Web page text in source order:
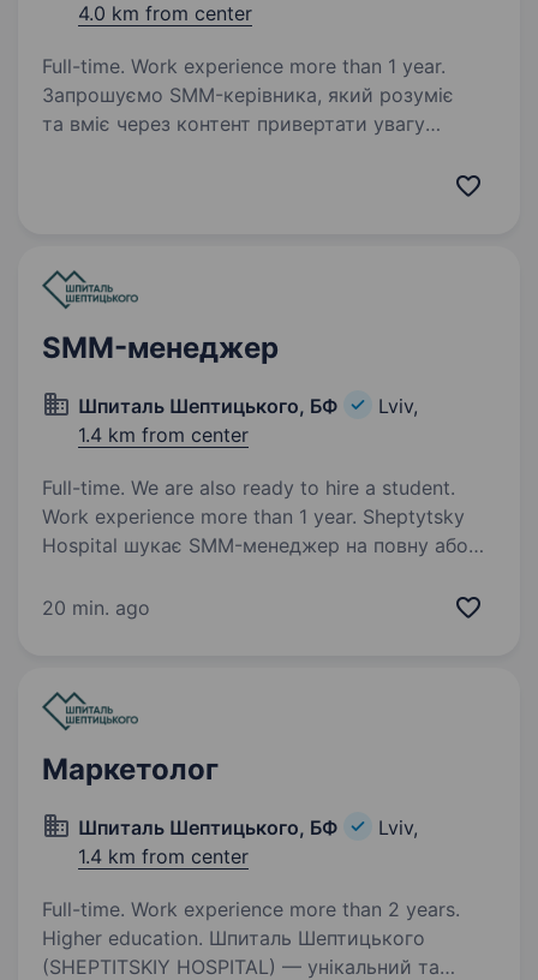
4.0 km from center
Full-time. Work experience more than 1 year.
Запрошуємо SMM-керівника, який розуміє
та вміє через контент привертати увагу
та впливати на кількість звернень за якими
SMM-менеджер
Шпиталь Шептицького, БФ
Lviv,
1.4 km from center
Full-time. We are also ready to hire a student.
Work experience more than 1 year. Sheptytsky
Hospital шукає SMM-менеджер на повну або
Мережа клінік у Львові, Тернополі та Ірпені
20 min. ago
Маркетолог
Шпиталь Шептицького, БФ
Lviv,
1.4 km from center
Full-time. Work experience more than 2 years.
Higher education. Шпиталь Шептицького
(SHEPTITSKIY HOSPITAL) — унікальний та